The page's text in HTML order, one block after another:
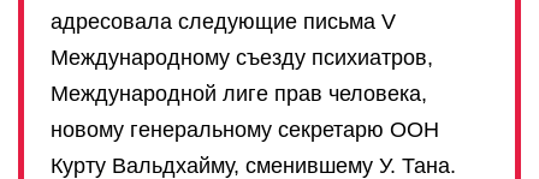
адресовала следующие письма V
Международному съезду психиатров,
Международной лиге прав человека,
новому генеральному секретарю ООН
Курту Вальдхайму, сменившему У. Тана.